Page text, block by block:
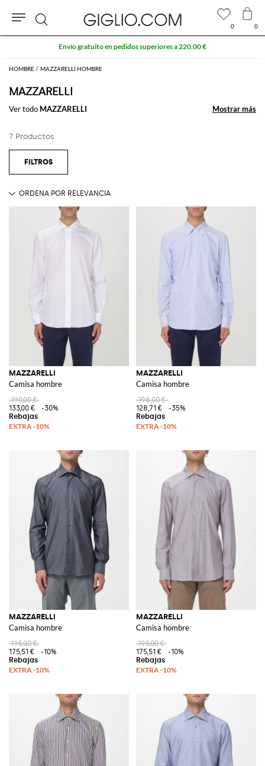
HOMBRE MAZZARELLI HOMBRE
MAZZARELLI
Ver todo MAZZARELLI Mostrar más
Mostrar más
7 Productos
MAZZARELLI
Camisa hombre
190,00 €
133,00 €
-30%
MAZZARELLI
Camisa hombre
198,00 €
128,71 €
-35%
MAZZARELLI
Camisa hombre
195,00 €
175,51 €
-10%
MAZZARELLI
Camisa hombre
195,00 €
175,51 €
-10%
0 0
Buscar
Envío gratuito en pedidos superiores a 220,00 €